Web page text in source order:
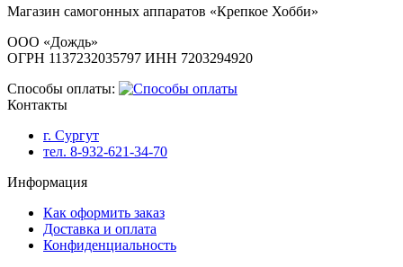
Магазин самогонных аппаратов «Крепкое Хобби»
ООО «Дождь»
ОГРН 1137232035797 ИНН 7203294920
Способы оплаты:
Контакты
г. Сургут
тел. 8-932-621-34-70
Информация
Как оформить заказ
Доставка и оплата
Конфиденциальность